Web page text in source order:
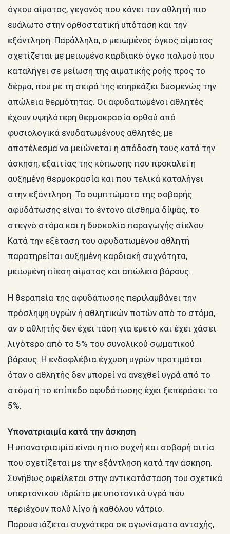
όγκου αίματος, γεγονός που κάνει τον αθλητή πιο
ευάλωτο στην ορθοστατική υπόταση και την
εξάντληση. Παράλληλα, ο μειωμένος όγκος αίματος
σχετίζεται με μειωμένο καρδιακό όγκο παλμού που
καταλήγει σε μείωση της αιματικής ροής προς το
δέρμα, που με τη σειρά της επηρεάζει δυσμενώς την
απώλεια θερμότητας. Οι αφυδατωμένοι αθλητές
έχουν υψηλότερη θερμοκρασία ορθού από
φυσιολογικά ενυδατωμένους αθλητές, με
αποτέλεσμα να μειώνεται η απόδοση τους κατά την
άσκηση, εξαιτίας της κόπωσης που προκαλεί η
αυξημένη θερμοκρασία και που τελικά καταλήγει
στην εξάντληση. Τα συμπτώματα της σοβαρής
αφυδάτωσης είναι το έντονο αίσθημα δίψας, το
στεγνό στόμα και η δυσκολία παραγωγής σίελου.
Κατά την εξέταση του αφυδατωμένου αθλητή
παρατηρείται αυξημένη καρδιακή συχνότητα,
μειωμένη πίεση αίματος και απώλεια βάρους.
Η θεραπεία της αφυδάτωσης περιλαμβάνει την
πρόσληψη υγρών ή αθλητικών ποτών από το στόμα,
αν ο αθλητής δεν έχει τάση για εμετό και έχει χάσει
λιγότερο από το 5% του συνολικού σωματικού
βάρους. Η ενδοφλέβια έγχυση υγρών προτιμάται
όταν ο αθλητής δεν μπορεί να ανεχθεί υγρά από το
στόμα ή το επίπεδο αφυδάτωσης έχει ξεπεράσει το
5%.
Υπονατριαιμία κατά την άσκηση
Η υπονατριαιμία είναι η πιο συχνή και σοβαρή αιτία
που σχετίζεται με την εξάντληση κατά την άσκηση.
Συνήθως οφείλεται στην αντικατάσταση του σχετικά
υπερτονικού ιδρώτα με υποτονικά υγρά που
περιέχουν πολύ λίγο ή καθόλου νάτριο.
Παρουσιάζεται συχνότερα σε αγωνίσματα αντοχής,